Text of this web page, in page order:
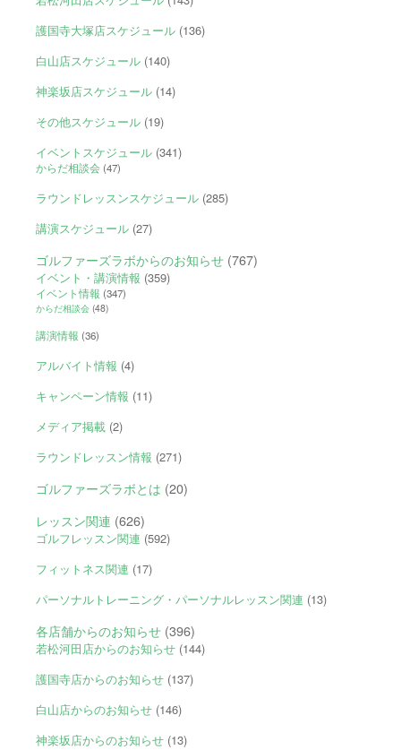
護国寺大塚店スケジュール(136)
白山店スケジュール(140)
神楽坂店スケジュール(14)
その他スケジュール(19)
イベントスケジュール(341)
からだ相談会(47)
ラウンドレッスンスケジュール(285)
講演スケジュール(27)
ゴルファーズラボからのお知らせ(767)
イベント・講演情報 (359)
イベント情報 (347)
からだ相談会(48)
講演情報 (36)
アルバイト情報 (4)
キャンペーン情報 (11)
メディア掲載(2)
ラウンドレッスン情報 (271)
ゴルファーズラボとは (20)
レッスン関連 (626)
ゴルフレッスン関連 (592)
フィットネス関連 (17)
パーソナルトレーニング・パーソナルレッスン関連 (13)
各店舗からのお知らせ(396)
若松河田店からのお知らせ(144)
護国寺店からのお知らせ(137)
白山店からのお知らせ(146)
神楽坂店からのお知らせ(13)